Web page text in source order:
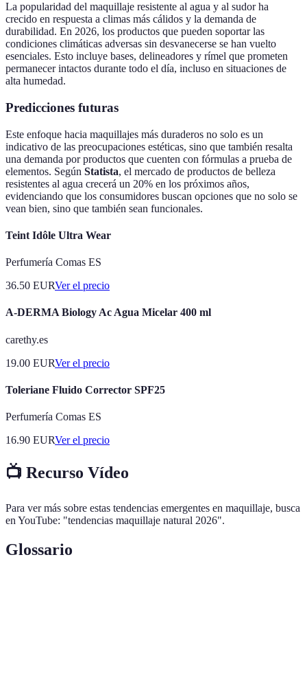
La popularidad del maquillaje resistente al agua y al sudor ha
crecido en respuesta a climas más cálidos y la demanda de
durabilidad. En 2026, los productos que pueden soportar las
condiciones climáticas adversas sin desvanecerse se han vuelto
esenciales. Esto incluye bases, delineadores y rímel que prometen
permanecer intactos durante todo el día, incluso en situaciones de
alta humedad.
Predicciones futuras
Este enfoque hacia maquillajes más duraderos no solo es un
indicativo de las preocupaciones estéticas, sino que también resalta
una demanda por productos que cuenten con fórmulas a prueba de
elementos. Según Statista, el mercado de productos de belleza
resistentes al agua crecerá un 20% en los próximos años,
evidenciando que los consumidores buscan opciones que no solo se
vean bien, sino que también sean funcionales.
Teint Idôle Ultra Wear
Perfumería Comas ES
36.50 EURVer el precio
A-DERMA Biology Ac Agua Micelar 400 ml
carethy.es
19.00 EURVer el precio
Toleriane Fluido Corrector SPF25
Perfumería Comas ES
16.90 EURVer el precio
📺 Recurso Vídeo
Para ver más sobre estas tendencias emergentes en maquillaje, busca
en YouTube: "tendencias maquillaje natural 2026".
Glossario